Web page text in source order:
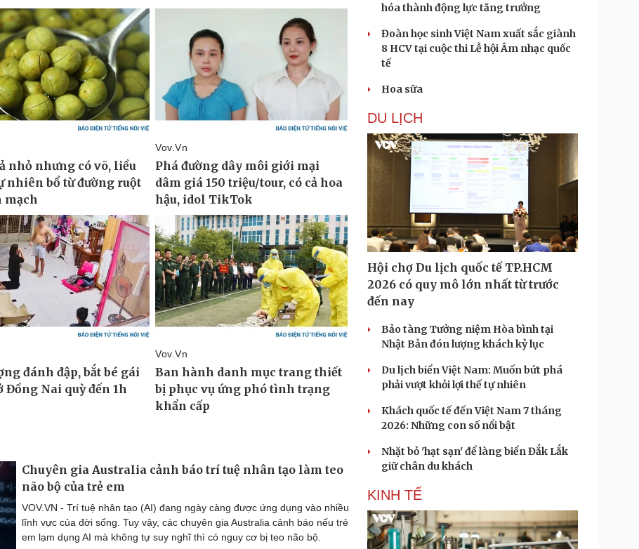
Chuyên gia Australia cảnh báo trí tuệ nhân tạo làm teo
não bộ của trẻ em
VOV.VN - Trí tuệ nhân tạo (AI) đang ngày càng được ứng dụng vào nhiều
lĩnh vực của đời sống. Tuy vậy, các chuyên gia Australia cảnh báo nếu trẻ
em lạm dụng AI mà không tự suy nghĩ thì có nguy cơ bị teo não bộ.
hóa thành động lực tăng trưởng
Đoàn học sinh Việt Nam xuất sắc giành
8 HCV tại cuộc thi Lễ hội Âm nhạc quốc
tế
Hoa sữa
DU LỊCH
Hội chợ Du lịch quốc tế TP.HCM
2026 có quy mô lớn nhất từ trước
đến nay
Bảo tàng Tưởng niệm Hòa bình tại
Nhật Bản đón lượng khách kỷ lục
Du lịch biển Việt Nam: Muốn bứt phá
phải vượt khỏi lợi thế tự nhiên
Khách quốc tế đến Việt Nam 7 tháng
2026: Những con số nổi bật
Nhặt bỏ 'hạt sạn' để làng biển Đắk Lắk
giữ chân du khách
KINH TẾ